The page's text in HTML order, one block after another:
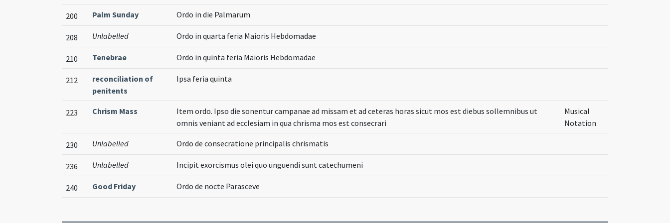
200 Palm Sunday Ordo in die Palmarum
208 Unlabelled Ordo in quarta feria Maioris Hebdomadae
210 Tenebrae Ordo in quinta feria Maioris Hebdomadae
212
reconciliation of
penitents
Ipsa feria quinta
223 Chrism Mass
Item ordo. Ipso die sonentur campanae ad missam et ad ceteras horas sicut mos est diebus sollemnibus ut
omnis veniant ad ecclesiam in qua chrisma mos est consecrari
Musical
Notation
230 Unlabelled Ordo de consecratione principalis chrismatis
236 Unlabelled Incipit exorcismus olei quo unguendi sunt catechumeni
240 Good Friday Ordo de nocte Parasceve